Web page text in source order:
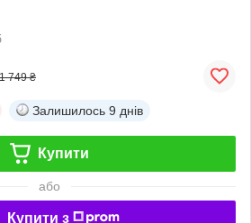
1 749 ₴
Залишилось 9 днів
Купити
або
Купити з